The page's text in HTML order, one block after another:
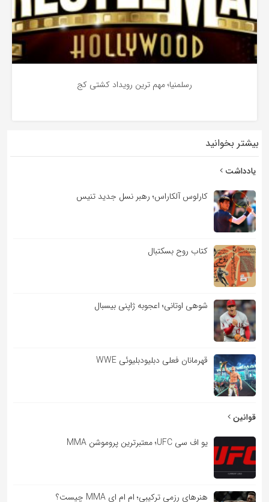
رسلمنیا؛ مهم ترین رویداد کشتی کج
3 سال پیش
بیشتر بخوانید
یادداشت
کارلوس آلکاراس؛ رهبر نسل جدید تنیس
کتاب روح بسکتبال
شوهی اوتانی؛ اعجوبه ژاپنی بیسبال
قهرمانان فعلی دبلیودبلیوئی WWE
قوانین
یو اف سی UFC؛ معتبرترین پروموشن MMA
هنرهای رزمی ترکیبی؛ ام ام ای MMA چیست؟